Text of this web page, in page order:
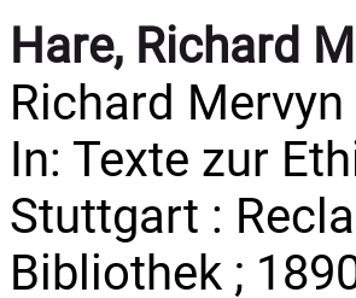
Hare, Richard
Richard
In: Texte zur
Stuttgart :
Bibliothek ;